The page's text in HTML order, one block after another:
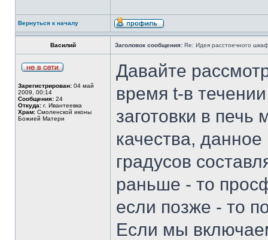
Вернуться к началу
Василий Заголовок сообщения: Re: Идея расстоечного
Зарегистрирован: 04 май
2009, 00:14
Сообщения: 24
Откуда: г. Ивантеевка
Храм: Смоленской иконы
Божией Матери
Давайте
время t-в
заготовки в
качества,
градусов
раньше - то
если позже - то
Если мы